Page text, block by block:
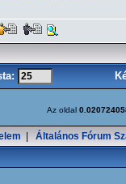
Az oldal
Általános Fórum